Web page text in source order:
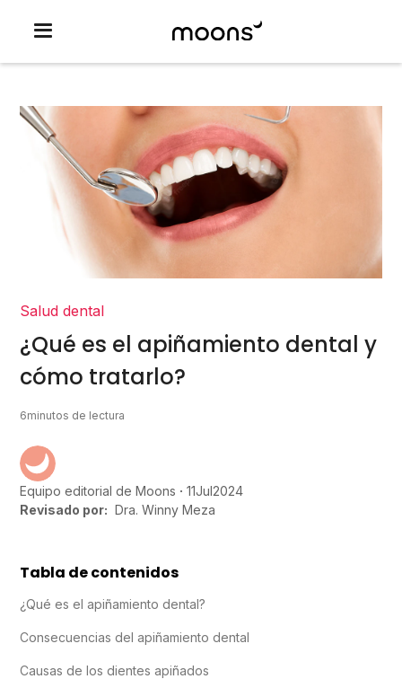
Salud dental
¿Qué es el apiñamiento dental y
cómo tratarlo?
6minutos de lectura
Equipo editorial de Moons 11Jul2024
Revisado por: Dra. Winny Meza
Tabla de contenidos
¿Qué es el apiñamiento dental?
Consecuencias del apiñamiento dental
Causas de los dientes apiñados